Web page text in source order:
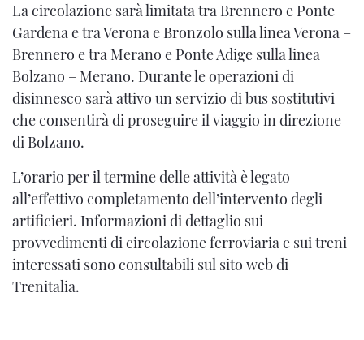
La circolazione sarà limitata tra Brennero e Ponte
Gardena e tra Verona e Bronzolo sulla linea Verona –
Brennero e tra Merano e Ponte Adige sulla linea
Bolzano – Merano. Durante le operazioni di
disinnesco sarà attivo un servizio di bus sostitutivi
che consentirà di proseguire il viaggio in direzione
di Bolzano.
L’orario per il termine delle attività è legato
all’effettivo completamento dell’intervento degli
artificieri. Informazioni di dettaglio sui
provvedimenti di circolazione ferroviaria e sui treni
interessati sono consultabili sul sito web di
Trenitalia.